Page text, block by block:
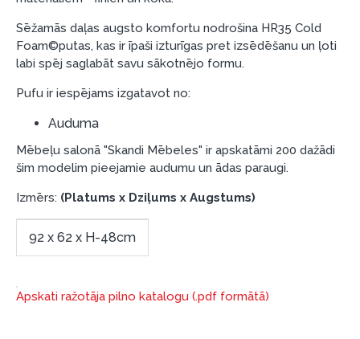
nepieciešams Smart-ID, eParaksts eID, eParaksts
eID mobile, ESTO konts vai banka Swedbank,
Luminor, SEB vai Citadele).
Līguma nosacījumi:
Līzinga līgumu drīkst parakstīt tikai tā persona,
kura ir norādīta kredīta saņemšanas līgumā.
Papildu informācija:
Pirms kredīta noformēšanas, lūdzam iepazīties ar
preču piegādes noteikumiem, kā arī
garantijas un atgriesanas noteikumiem
Finansiālā atbildība:
Sēžamās daļas augsto komfortu nodrošina HR35 Cold
Foam©putas, kas ir īpaši izturīgas pret izsēdēšanu un ļoti
labi spēj saglabāt savu sākotnējo formu.
Pufu ir iespējams izgatavot no:
Auduma
Mēbeļu salonā "Skandi Mēbeles" ir apskatāmi 200 dažādi
šim modelim pieejamie audumu un ādas paraugi.
Izmērs: (Platums x Dziļums x Augstums)
92 x 62 x H-48cm
Apskati ražotāja pilno katalogu (.pdf formātā)